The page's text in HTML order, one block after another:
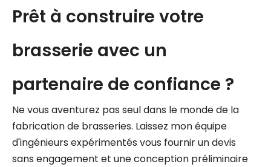
Prêt à construire votre
brasserie avec un
partenaire de confiance ?
Ne vous aventurez pas seul dans le monde de la
fabrication de brasseries. Laissez mon équipe
d'ingénieurs expérimentés vous fournir un devis
sans engagement et une conception préliminaire